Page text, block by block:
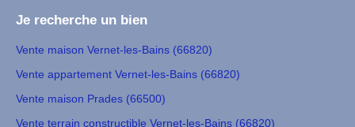
Je recherche un bien
Vente maison Vernet-les-Bains (66820)
Vente appartement Vernet-les-Bains (66820)
Vente maison Prades (66500)
Vente terrain constructible Vernet-les-Bains (66820)